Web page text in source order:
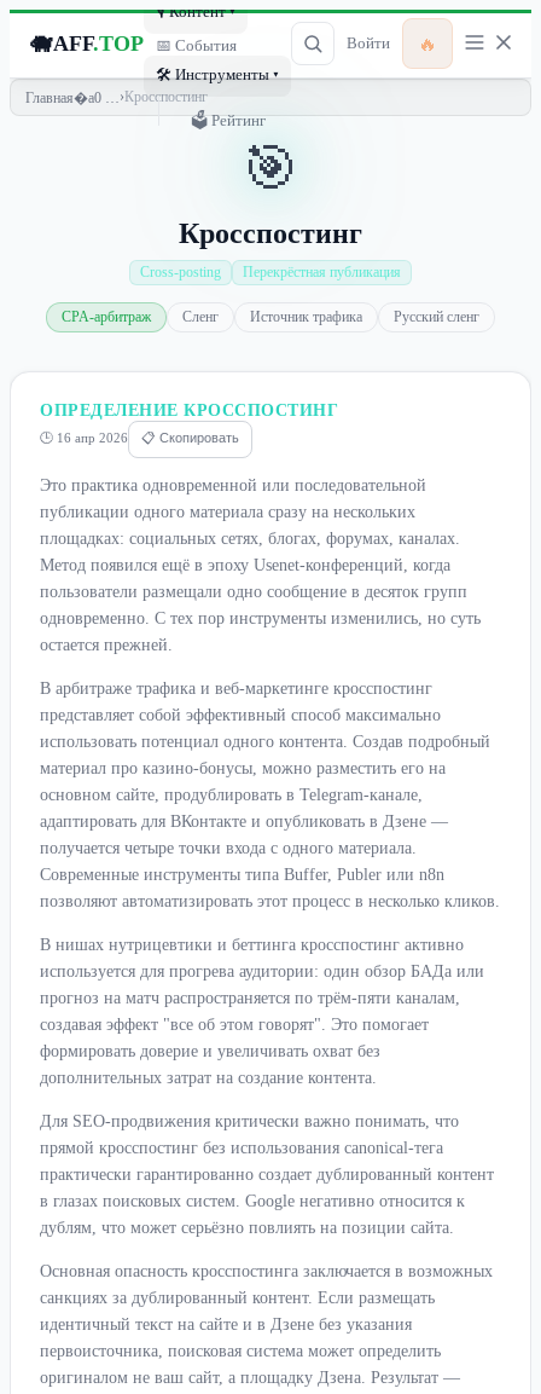
🐗AFF.TOP
🎙 Контент ▾
📅 События
🛠 Инструменты ▾
🗳 Рейтинг
Войти 🔥
Главная › Кросспостинг
🎯
Кросспостинг
Cross-posting Перекрёстная публикация
CPA-арбитраж Сленг Источник трафика Русский сленг
ОПРЕДЕЛЕНИЕ КРОССПОСТИНГ
🕒 16 апр 2026 📋 Скопировать
Это практика одновременной или последовательной
публикации одного материала сразу на нескольких
площадках: социальных сетях, блогах, форумах, каналах.
Метод появился ещё в эпоху Usenet-конференций, когда
пользователи размещали одно сообщение в десяток групп
одновременно. С тех пор инструменты изменились, но суть
остается прежней.
В арбитраже трафика и веб-маркетинге кросспостинг
представляет собой эффективный способ максимально
использовать потенциал одного контента. Создав подробный
материал про казино-бонусы, можно разместить его на
основном сайте, продублировать в Telegram-канале,
адаптировать для ВКонтакте и опубликовать в Дзене —
получается четыре точки входа с одного материала.
Современные инструменты типа Buffer, Publer или n8n
позволяют автоматизировать этот процесс в несколько кликов.
В нишах нутрицевтики и беттинга кросспостинг активно
используется для прогрева аудитории: один обзор БАДа или
прогноз на матч распространяется по трём-пяти каналам,
создавая эффект "все об этом говорят". Это помогает
формировать доверие и увеличивать охват без
дополнительных затрат на создание контента.
Для SEO-продвижения критически важно понимать, что
прямой кросспостинг без использования canonical-тега
практически гарантированно создает дублированный контент
в глазах поисковых систем. Google негативно относится к
дублям, что может серьёзно повлиять на позиции сайта.
Основная опасность кросспостинга заключается в возможных
санкциях за дублированный контент. Если размещать
идентичный текст на сайте и в Дзене без указания
первоисточника, поисковая система может определить
оригиналом не ваш сайт, а площадку Дзена. Результат —